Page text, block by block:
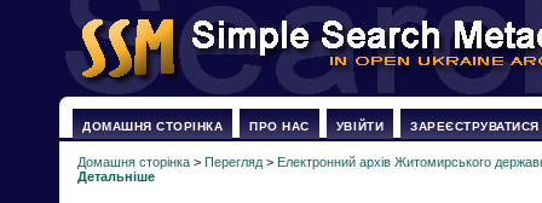
ДОМАШНЯ СТОРІНКА ПРО НАС УВІЙТИ ЗАРЕЄСТРУВАТИСЯ
Домашня сторінка > Перегляд > Електронний архів Житомирського
Детальніше